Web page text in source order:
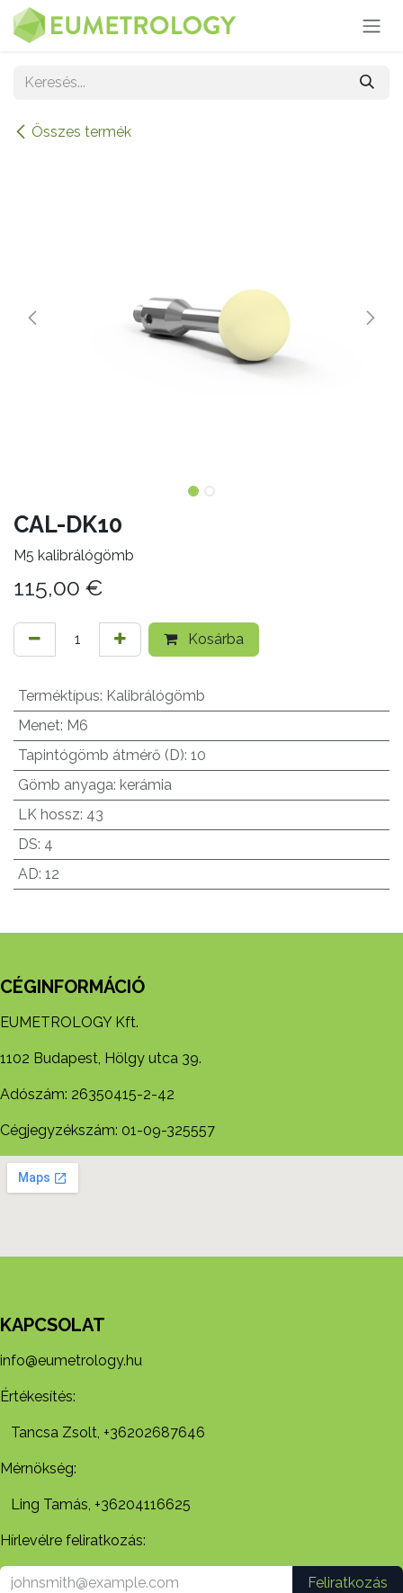
Kihagyás és továbblépés a tartalomhoz
Összes termék
CAL-DK10
M5 kalibrálógömb
115,00 €
Kosárba
Terméktípus: Kalibrálógömb
Menet: M6
Tapintógömb átmérő (D): 10
Gömb anyaga: kerámia
LK hossz: 43
DS: 4
AD: 12
CÉGINFORMÁCIÓ
EUMETROLOGY Kft.
1102 Budapest, Hölgy utca 39.
Adószám: 26350415-2-42
Cégjegyzékszám: 01-09-325557
KAPCSOLAT
info@eumetrology.hu
Értékesítés:
Tancsa Zsolt, +36202687646
Mérnökség:
Ling Tamás, +36204116625
Hírlevélre feliratkozás:
Feliratkozás